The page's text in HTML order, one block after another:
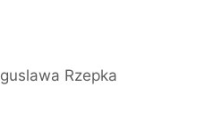
Rzepka